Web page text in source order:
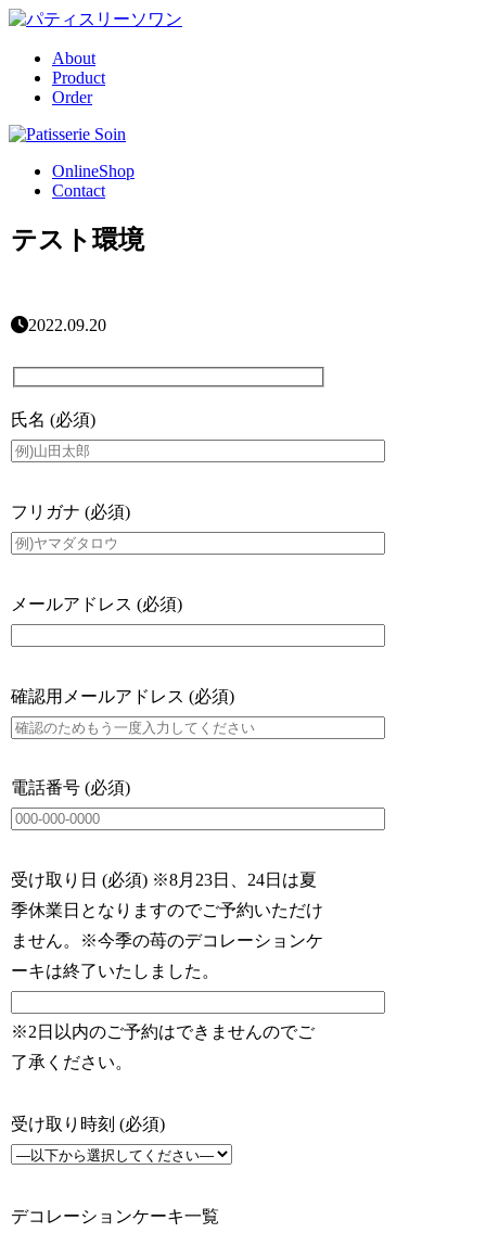
About
Product
Order
OnlineShop
Contact
テスト環境
2022.09.20
氏名(必須)
フリガナ(必須)
メールアドレス(必須)
確認用メールアドレス(必須)
電話番号(必須)
受け取り日(必須) ※8月23日、24日は夏
季休業日となりますのでご予約いただけ
ません。※今季の苺のデコレーションケ
ーキは終了いたしました。
※2日以内のご予約はできませんのでご
了承ください。
受け取り時刻(必須)
デコレーションケーキ一覧